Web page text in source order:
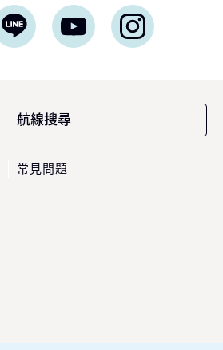
航線搜尋
常見問題